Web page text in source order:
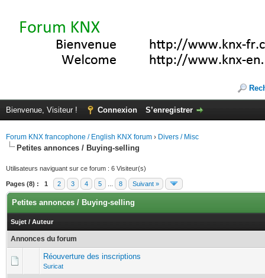
Bienvenue, Visiteur ! Connexion S’enregistrer
Forum KNX francophone / English KNX forum › Divers / Misc
Petites annonces / Buying-selling
Utilisateurs naviguant sur ce forum : 6 Visiteur(s)
Pages (8) : 1 2 3 4 5 8 Suivant »
Petites annonces / Buying-selling
Sujet / Auteur
Annonces du forum
Réouverture des inscriptions
Suricat